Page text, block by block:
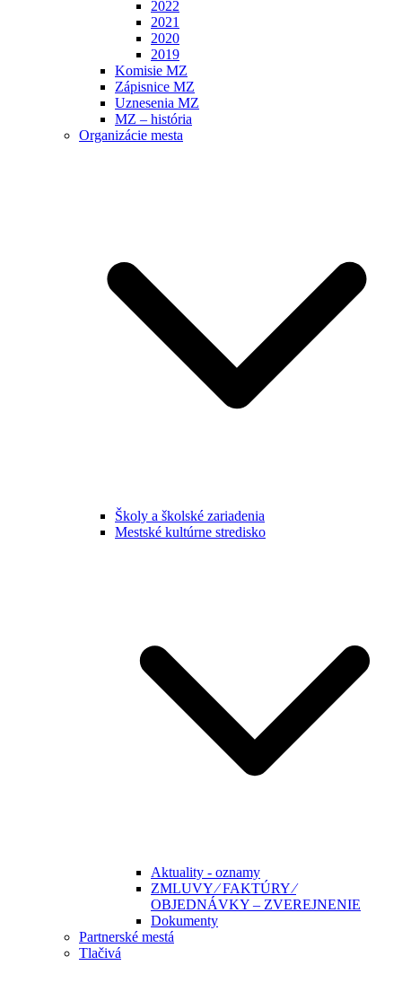
2022
2021
2020
2019
Komisie MZ
Zápisnice MZ
Uznesenia MZ
MZ – história
Organizácie mesta
Školy a školské zariadenia
Mestské kultúrne stredisko
Aktuality - oznamy
ZMLUVY ⁄ FAKTÚRY ⁄
OBJEDNÁVKY – ZVEREJNENIE
Dokumenty
Partnerské mestá
Tlačivá